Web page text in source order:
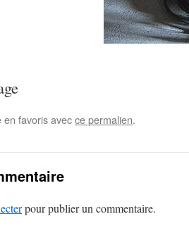
en favoris avecce permalien.
pour publier un commentaire.